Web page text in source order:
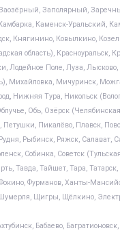
Заполярный,
Каменск-Уральский,
Княгинино, Ковылкино,
область), Красноуральск,
Лодейное Поле, Луза,
Михайловка, Мичуринск,
Тура, Никольск
Обь, Озёрск
Пикалёво, Плавск,
Рыбинск, Ряжск, Салават,
Собинка, Советск
Тавда, Тайшет, Тара,
Фурманов, Ханты-
Щигры, Щёлкино,
Бабаево, Багратионовск,